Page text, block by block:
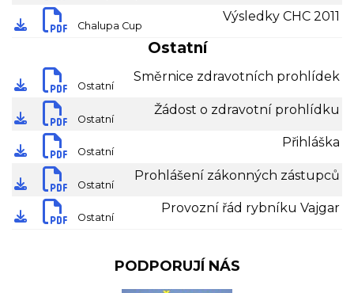
stáhnout dokument
Chalupa Cup
Výsledky CHC 2011
Ostatní
stáhnout dokument
Ostatní
Směrnice zdravotních prohlídek
stáhnout dokument
Ostatní
Žádost o zdravotní prohlídku
stáhnout dokument
Ostatní
Přihláška
stáhnout dokument
Ostatní
Prohlášení zákonných zástupců
stáhnout dokument
Ostatní
Provozní řád rybníku Vajgar
PODPORUJÍ NÁS